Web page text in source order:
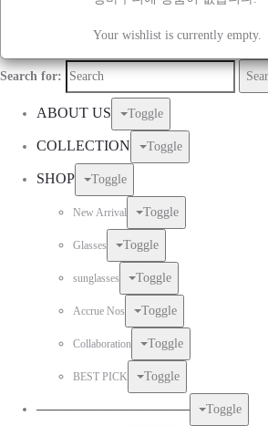
Your wishlist is currently empty.
Search for:
ABOUT US Toggle
COLLECTION Toggle
SHOP Toggle
New Arrival Toggle
Glasses Toggle
sunglasses Toggle
Accrue Nos Toggle
Collaboration Toggle
BEST PICK Toggle
——————————– Toggle